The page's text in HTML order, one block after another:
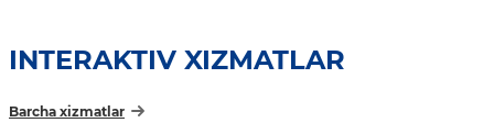
INTERAKTIV XIZMATLAR
Barcha xizmatlar